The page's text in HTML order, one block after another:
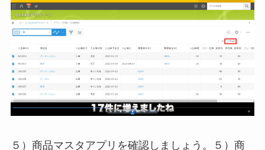
５）商品マスタアプリを確認しましょう。５）商